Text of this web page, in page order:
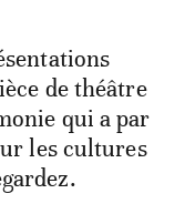
de théâtre
qui a par
les cultures